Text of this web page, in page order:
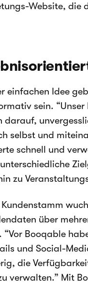
Website, die
einfachen Idee
sein.
darauf,
selbst und
schnell und
zu
über
Booqable
und Social-
die
verwalten.” Mit